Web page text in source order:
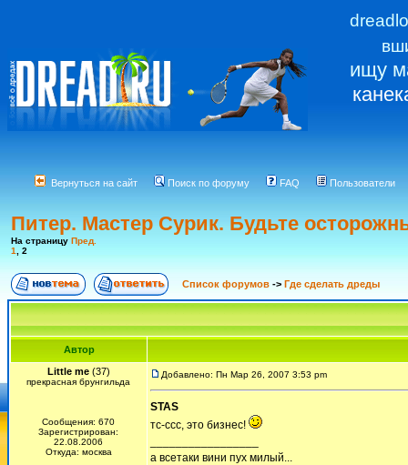
ищу
Вернуться на сайт Поиск по форуму FAQ Пользователи
Питер. Мастер Сурик. Будьте
На страницу Пред.
1
2
Список форумов -> Где сделать дреды
Автор
Little me(37)
прекрасная брунгильда
Сообщения: 670
Зарегистрирован:
22.08.2006
Откуда: москва
Добавлено: Пн Мар 26, 2007 3:53 pm
STAS
тс-ссс, это бизнес!
а всетаки вини пух милый...